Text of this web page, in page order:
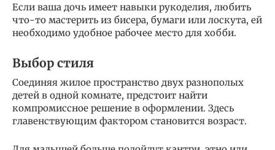
Если ваша дочь имеет навыки рукоделия, любить
что-то мастерить из бисера, бумаги или лоскута, ей
необходимо удобное рабочее место для хобби.
Выбор стиля
Соединяя жилое пространство двух разнополых
детей в одной комнате, предстоит найти
компромиссное решение в оформлении. Здесь
главенствующим фактором становится возраст.